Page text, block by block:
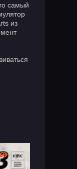
самый
из
8 312